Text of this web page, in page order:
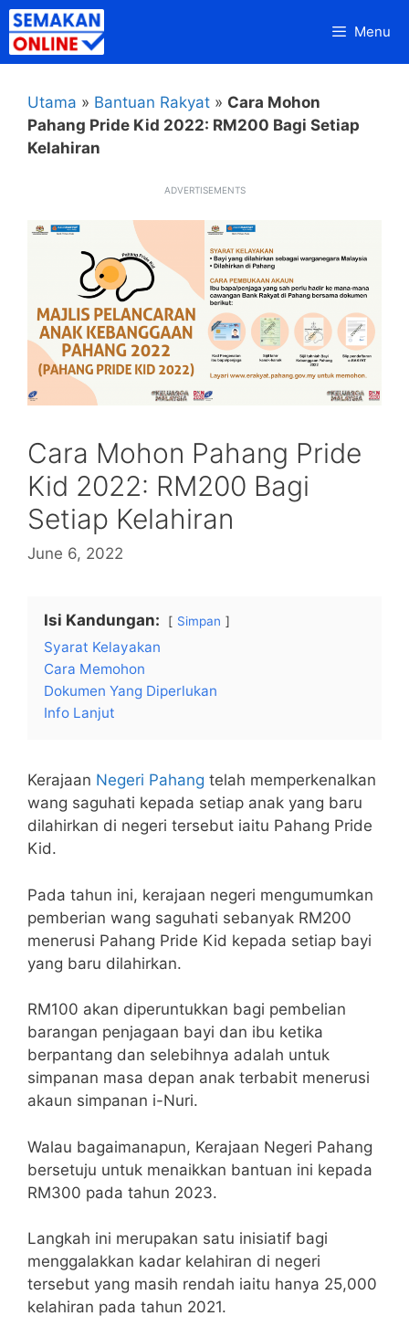
Skip
to
content
Menu
Utama » Bantuan Rakyat » Cara Mohon
Pahang Pride Kid 2022: RM200 Bagi Setiap
Kelahiran
ADVERTISEMENTS
Cara Mohon Pahang Pride
Kid 2022: RM200 Bagi
Setiap Kelahiran
June 6, 2022
Isi Kandungan: Simpan
Syarat Kelayakan
Cara Memohon
Dokumen Yang Diperlukan
Info Lanjut
Kerajaan Negeri Pahang telah memperkenalkan
wang saguhati kepada setiap anak yang baru
dilahirkan di negeri tersebut iaitu Pahang Pride
Kid.
Pada tahun ini, kerajaan negeri mengumumkan
pemberian wang saguhati sebanyak RM200
menerusi Pahang Pride Kid kepada setiap bayi
yang baru dilahirkan.
RM100 akan diperuntukkan bagi pembelian
barangan penjagaan bayi dan ibu ketika
berpantang dan selebihnya adalah untuk
simpanan masa depan anak terbabit menerusi
akaun simpanan i-Nuri.
Walau bagaimanapun, Kerajaan Negeri Pahang
bersetuju untuk menaikkan bantuan ini kepada
RM300 pada tahun 2023.
Langkah ini merupakan satu inisiatif bagi
menggalakkan kadar kelahiran di negeri
tersebut yang masih rendah iaitu hanya 25,000
kelahiran pada tahun 2021.